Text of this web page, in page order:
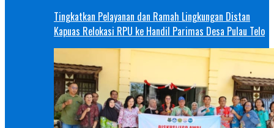
Tingkatkan Pelayanan dan Ramah Lingkungan Distan
Kapuas Relokasi RPU ke Handil Parimas Desa Pulau Telo